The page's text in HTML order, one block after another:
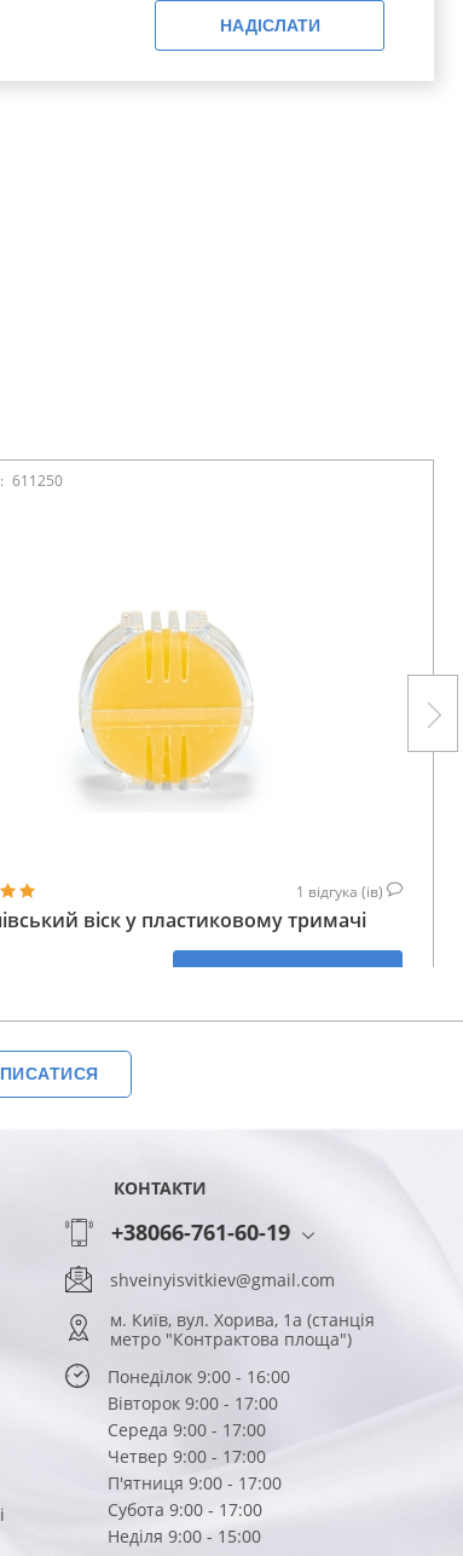
НАДІСЛАТИ
611250
1 відгука (ів)
віск у пластиковому тримачі
КУПИТИ
КОНТАКТИ
+38066-761-60-19
shveinyisvitkiev@gmail.com
м. Київ, вул. Хорива, 1а (станція
метро "Контрактова площа")
Понеділок 9:00 - 16:00
Вівторок 9:00 - 17:00
Середа 9:00 - 17:00
Четвер 9:00 - 17:00
П'ятниця 9:00 - 17:00
Субота 9:00 - 17:00
Неділя 9:00 - 15:00